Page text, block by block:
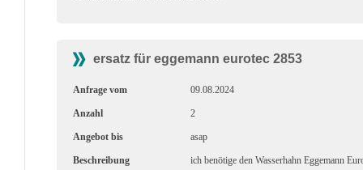
ersatz für eggemann eurotec 2853
Anfrage vom 09.08.2024
Anzahl 2
Angebot bis asap
Beschreibung ich benötige den Wasserhahn Eggemann